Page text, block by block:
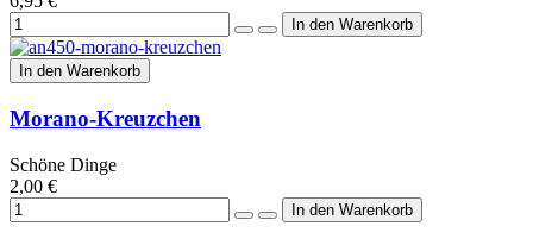
In den Warenkorb
Morano-Kreuzchen
Schöne Dinge
2,00 €